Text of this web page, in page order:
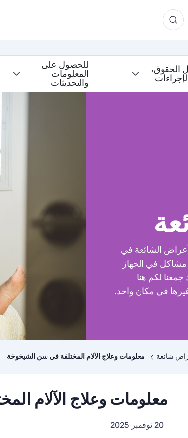
الحقوق،
للحصول على
المعلومات
والتحديثات
الشائعة في
في الجهاز
لكم هنا
في مكان واحد.
شائعة معلومات وعلاج الآلام المختلفة في سن الشيخوخة
معلومات وعلاج الآلام
20 نوفمبر 2025